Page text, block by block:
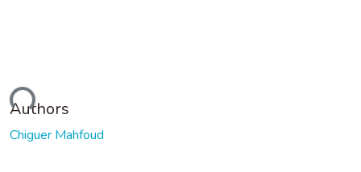
Authors
Chiguer Mahfoud